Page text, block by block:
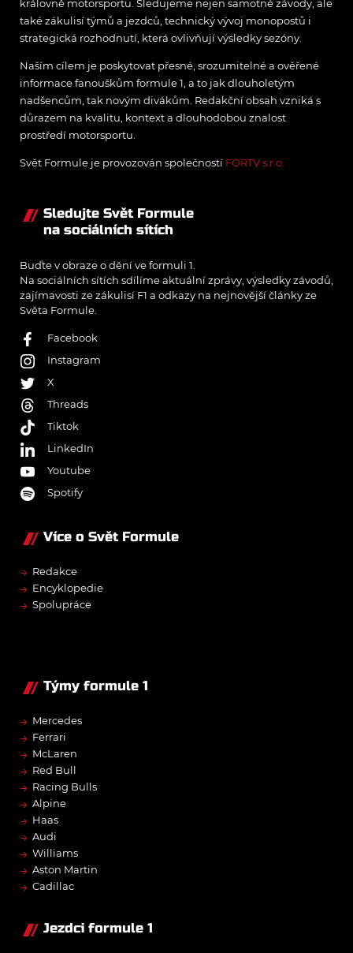
královně motorsportu. Sledujeme nejen samotné závody, ale
také zákulisí týmů a jezdců, technický vývoj monopostů i
strategická rozhodnutí, která ovlivňují výsledky sezóny.
Naším cílem je poskytovat přesné, srozumitelné a ověřené
informace fanouškům formule 1, a to jak dlouholetým
nadšencům, tak novým divákům. Redakční obsah vzniká s
důrazem na kvalitu, kontext a dlouhodobou znalost
prostředí motorsportu.
Svět Formule je provozován společností FORTV s.r.o.
Sledujte Svět Formule
na sociálních sítích
Buďte v obraze o dění ve formuli 1.
Na sociálních sítích sdílíme aktuální zprávy, výsledky závodů,
zajímavosti ze zákulisí F1 a odkazy na nejnovější články ze
Světa Formule.
Facebook
Instagram
X
Threads
Tiktok
LinkedIn
Youtube
Spotify
Více o Svět Formule
→ Redakce
→ Encyklopedie
→ Spolupráce
Týmy formule 1
→ Mercedes
→ Ferrari
→ McLaren
→ Red Bull
→ Racing Bulls
→ Alpine
→ Haas
→ Audi
→ Williams
→ Aston Martin
→ Cadillac
Jezdci formule 1